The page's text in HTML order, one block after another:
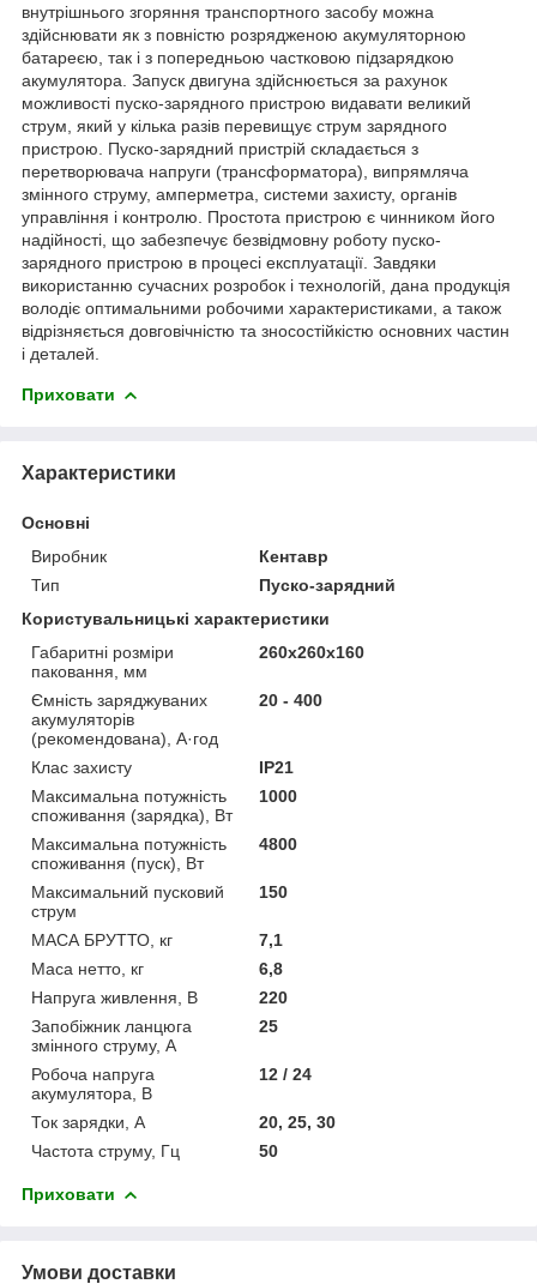
внутрішнього згоряння транспортного засобу можна
здійснювати як з повністю розрядженою акумуляторною
батареєю, так і з попередньою частковою підзарядкою
акумулятора. Запуск двигуна здійснюється за рахунок
можливості пуско-зарядного пристрою видавати великий
струм, який у кілька разів перевищує струм зарядного
пристрою. Пуско-зарядний пристрій складається з
перетворювача напруги (трансформатора), випрямляча
змінного струму, амперметра, системи захисту, органів
управління і контролю. Простота пристрою є чинником його
надійності, що забезпечує безвідмовну роботу пуско-
зарядного пристрою в процесі експлуатації. Завдяки
використанню сучасних розробок і технологій, дана продукція
володіє оптимальними робочими характеристиками, а також
відрізняється довговічністю та зносостійкістю основних частин
і деталей.
Приховати
Характеристики
Основні
Виробник
Кентавр
Тип
Пуско-зарядний
Користувальницькі характеристики
Габаритні розміри
паковання, мм
260x260x160
Ємність заряджуваних
акумуляторів
(рекомендована), А·год
20 - 400
Клас захисту
IP21
Максимальна потужність
споживання (зарядка), Вт
1000
Максимальна потужність
споживання (пуск), Вт
4800
Максимальний пусковий
струм
150
МАСА БРУТТО, кг
7,1
Маса нетто, кг
6,8
Напруга живлення, В
220
Запобіжник ланцюга
змінного струму, А
25
Робоча напруга
акумулятора, В
12 / 24
Ток зарядки, А
20, 25, 30
Частота струму, Гц
50
Приховати
Умови доставки